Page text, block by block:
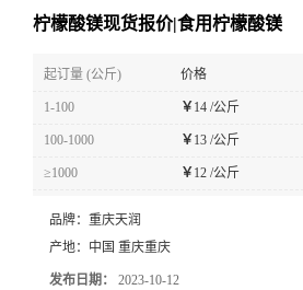
柠檬酸镁现货报价|食用柠檬酸镁
起订量 (公斤) 价格
1-100 ￥14 /公斤
100-1000 ￥13 /公斤
≥1000 ￥12 /公斤
品牌： 重庆天润
产地： 中国 重庆重庆
发布日期： 2023-10-12